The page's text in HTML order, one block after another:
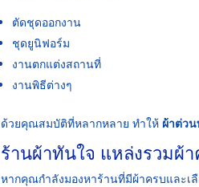
ตัดชุดออกงาน
ชุดยูนิฟอร์ม
งานตกแต่งสถานที่
งานพิธีต่างๆ
ด้วยคุณสมบัติที่หลากหลาย ทำให้ ผ้าต่ว
ร้านผ้าทันใจ แหล่งรวมผ้
หากคุณกำลังมองหาร้านที่มีผ้าครบและเลื